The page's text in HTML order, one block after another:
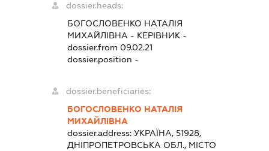
dossier.heads:
БОГОСЛОВЕНКО НАТАЛІЯ
МИХАЙЛІВНА - КЕРІВНИК -
dossier.from 09.02.21
dossier.position -
dossier.beneficiaries:
БОГОСЛОВЕНКО НАТАЛІЯ
МИХАЙЛІВНА
dossier.address:УКРАЇНА, 51928,
ДНІПРОПЕТРОВСЬКА ОБЛ., МІСТО